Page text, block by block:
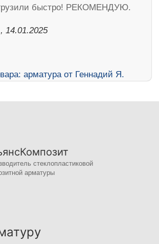
быстро! РЕКОМЕНДУЮ.
14.01.2025
стеклопластиковой
арматуры